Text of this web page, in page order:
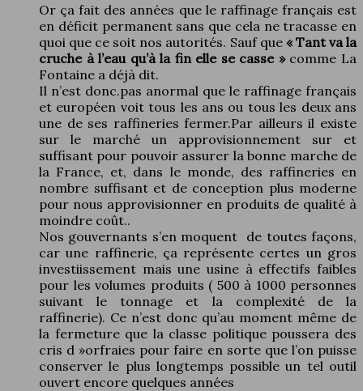
Or ça fait des années que le raffinage français est
en déficit permanent sans que cela ne tracasse en
quoi que ce soit nos autorités. Sauf que « Tant va la
cruche à l’eau qu’à la fin elle se casse »comme La
Fontaine a déjà dit.
Il n’est donc.pas anormal que le raffinage français
et européen voit tous les ans ou tous les deux ans
une de ses raffineries fermer.Par ailleurs il existe
sur le marché un approvisionnement sur et
suffisant pour pouvoir assurer la bonne marche de
la France, et, dans le monde, des raffineries en
nombre suffisant et de conception plus moderne
pour nous approvisionner en produits de qualité à
moindre coût..
Nos gouvernants s’en moquent de toutes façons,
car une raffinerie, ça représente certes un gros
investiissement mais une usine à effectifs faibles
pour les volumes produits ( 500 à 1000 personnes
suivant le tonnage et la complexité de la
raffinerie). Ce n’est donc qu’au moment même de
la fermeture que la classe politique poussera des
cris d »orfraies pour faire en sorte que l’on puisse
conserver le plus longtemps possible un tel outil
ouvert encore quelques années